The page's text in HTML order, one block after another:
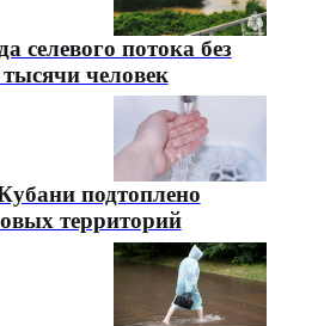
селевого потока без
человек
подтоплено
территорий